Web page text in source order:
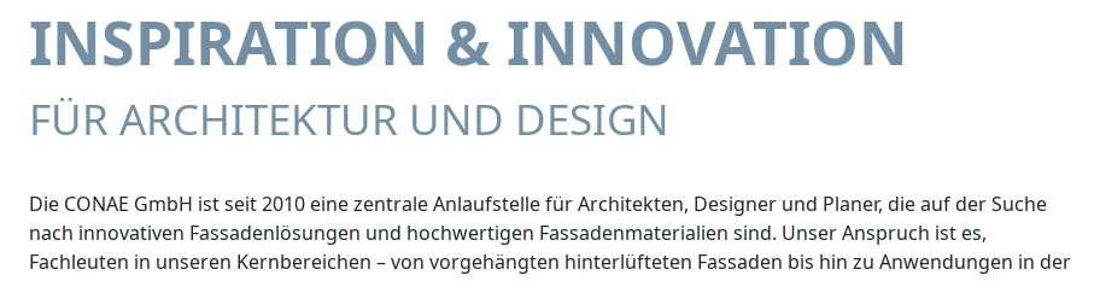
INSPIRATION & INNOVATION
FÜR ARCHITEKTUR UND DESIGN
Die CONAE GmbH ist seit 2010 eine zentrale Anlaufstelle für Architekten, Designer und Planer, die auf der Suche
nach innovativen Fassadenlösungen und hochwertigen Fassadenmaterialien sind. Unser Anspruch ist es,
Fachleuten in unseren Kernbereichen – von vorgehängten hinterlüfteten Fassaden bis hin zu Anwendungen in der